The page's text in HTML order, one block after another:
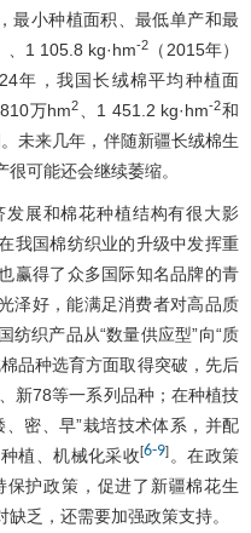
最小种植面积、最低单产和最
、1 105.8 kg·hm-2
（2015年）
年，我国长绒棉平均种植面
万hm2 、1 451.2 kg·hm-2和
未来几年，伴随新疆长绒棉生
可能还会继续萎缩。
展和棉花种植结构有很大影
我国棉纺织业的升级中发挥重
赢得了众多国际知名品牌的青
泽好，能满足消费者对高品质
纺织产品从“数量供应型”向“质
品种选育方面取得突破，先后
新78等一系列品种；在种植技
密、早”栽培技术体系，并配
植、机械化采收[6-9] 。在政策
护政策，促进了新疆棉花生
乏，还需要加强政策支持。